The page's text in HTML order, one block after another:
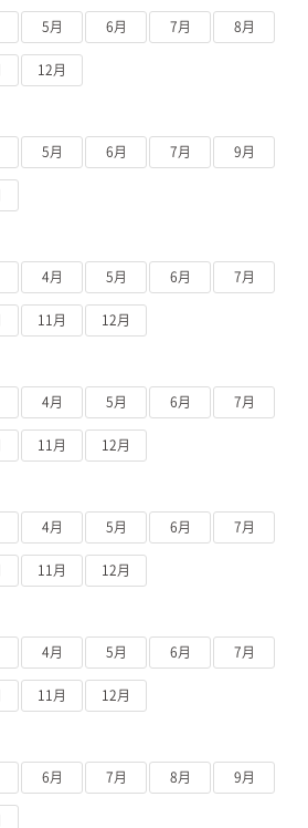
5月 6月 7月 8月
12月
5月 6月 7月 9月
4月 5月 6月 7月
11月 12月
4月 5月 6月 7月
11月 12月
4月 5月 6月 7月
11月 12月
4月 5月 6月 7月
11月 12月
6月 7月 8月 9月